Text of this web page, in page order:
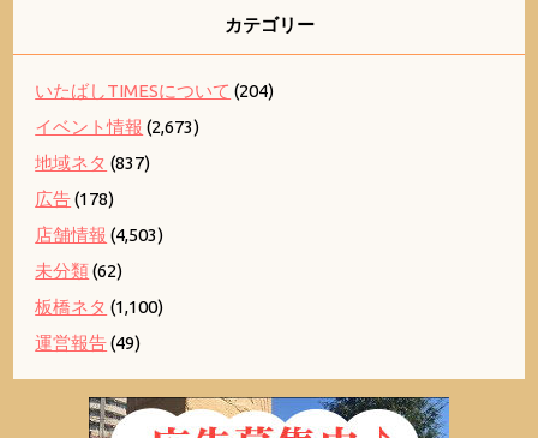
カテゴリー
いたばしTIMESについて (204)
イベント情報 (2,673)
地域ネタ (837)
広告(178)
店舗情報 (4,503)
未分類(62)
板橋ネタ (1,100)
運営報告(49)